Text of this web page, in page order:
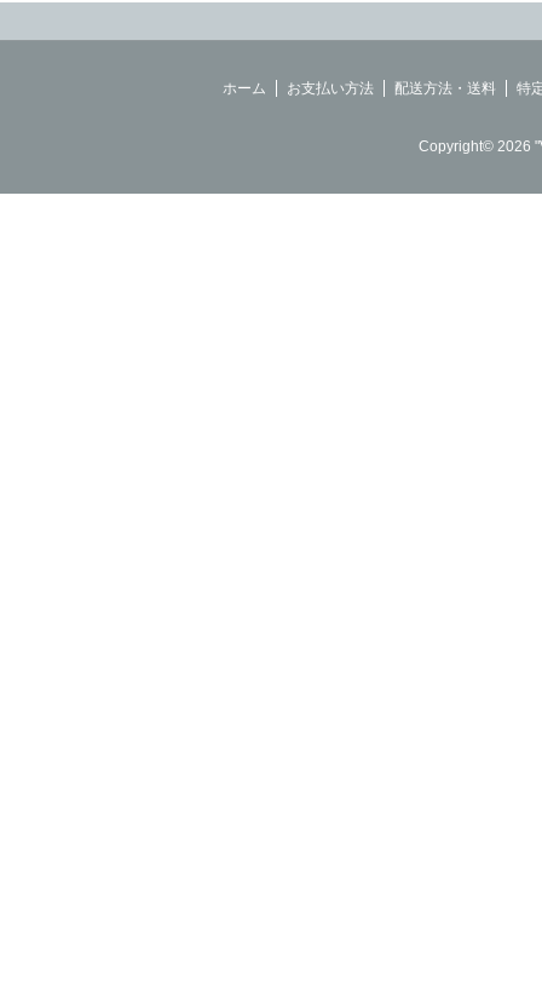
ホーム お支払い方法 配送方法・送料 特
Copyright© 2026